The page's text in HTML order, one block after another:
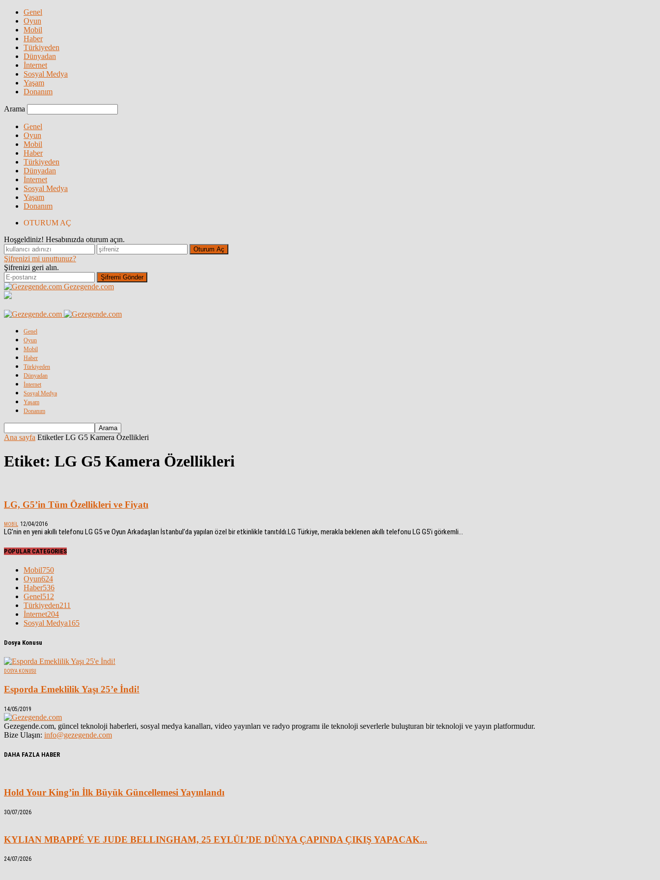
Genel
Oyun
Mobil
Haber
Türkiyeden
Dünyadan
İnternet
Sosyal Medya
Yaşam
Donanım
Arama
Genel
Oyun
Mobil
Haber
Türkiyeden
Dünyadan
İnternet
Sosyal Medya
Yaşam
Donanım
OTURUM AÇ
Hoşgeldiniz! Hesabınızda oturum açın.
Şifrenizi mi unuttunuz?
Şifrenizi geri alın.
Gezegende.com
Genel
Oyun
Mobil
Haber
Türkiyeden
Dünyadan
İnternet
Sosyal Medya
Yaşam
Donanım
Ana sayfa Etiketler LG G5 Kamera Özellikleri
Etiket: LG G5 Kamera Özellikleri
LG, G5’in Tüm Özellikleri ve Fiyatı
MOBIL 12/04/2016
LG’nin en yeni akıllı telefonu LG G5 ve Oyun Arkadaşları İstanbul’da yapılan özel bir etkinlikle tanıtıldı.LG Türkiye, merakla beklenen akıllı telefonu LG G5’i görkemli...
POPULAR CATEGORIES
Mobil750
Oyun624
Haber536
Genel512
Türkiyeden211
İnternet204
Sosyal Medya165
Dosya Konusu
DOSYA KONUSU
Esporda Emeklilik Yaşı 25’e İndi!
14/05/2019
Gezegende.com, güncel teknoloji haberleri, sosyal medya kanalları, video yayınları ve radyo programı ile teknoloji severlerle buluşturan bir teknoloji ve yayın platformudur.
Bize Ulaşın: info@gezegende.com
DAHA FAZLA HABER
Hold Your King’in İlk Büyük Güncellemesi Yayınlandı
30/07/2026
KYLIAN MBAPPÉ VE JUDE BELLINGHAM, 25 EYLÜL’DE DÜNYA ÇAPINDA ÇIKIŞ YAPACAK...
24/07/2026